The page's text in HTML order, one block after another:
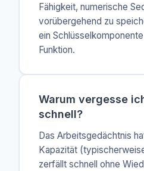
Fähigkeit, numerische
vorübergehend zu
ein
Funktion.
Warum vergesse
schnell?
Das Arbeitsgedächtnis
Kapazität
zerfällt schnell ohne